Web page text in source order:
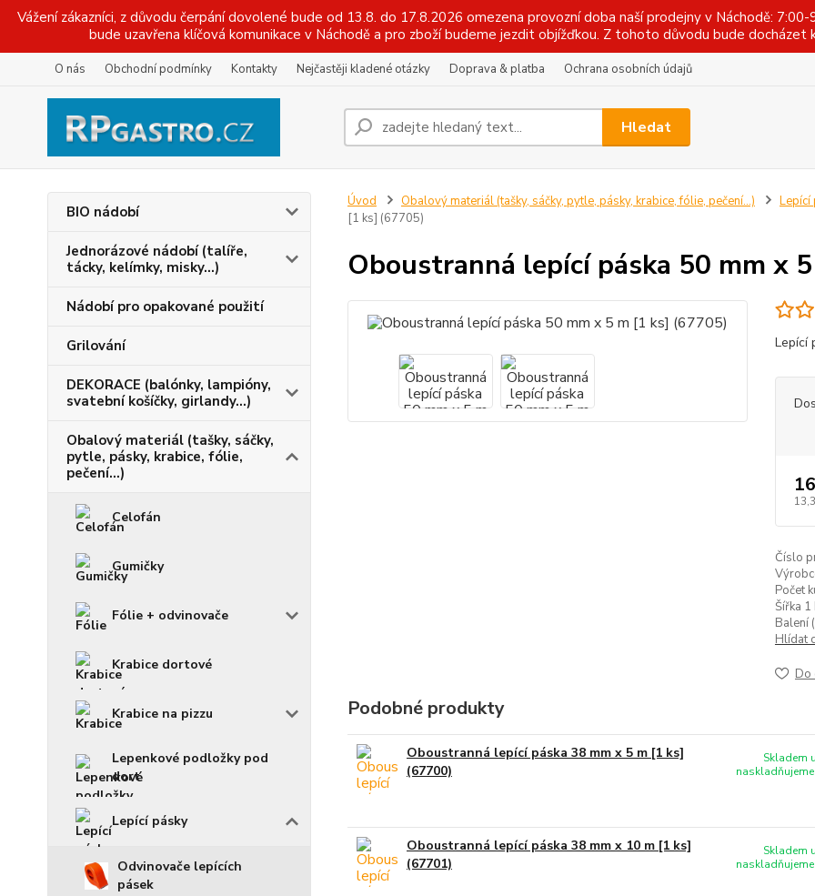
Vážení zákazníci, z důvodu čerpání dovolené bude od 13.8. do 17.8.2026 omezena provozní doba naší prodejny v Náchodě:
bude uzavřena klíčová komunikace v Náchodě a pro zboží budeme jezdit objížďkou. Z tohoto důvodu bude docházet
O nás Obchodní podmínky Kontakty Nejčastěji kladené otázky Doprava & platba Ochrana osobních údajů
Hledat
BIO nádobí
Jednorázové nádobí (talíře,
tácky, kelímky, misky...)
Nádobí pro opakované použití
Grilování
DEKORACE (balónky, lampióny,
svatební košíčky, girlandy...)
Obalový materiál (tašky, sáčky,
pytle, pásky, krabice, fólie,
pečení...)
Celofán
Gumičky
Fólie + odvinovače
Krabice dortové
Krabice na pizzu
Lepenkové podložky pod
dort
Lepící pásky
Odvinovače lepících
pásek
Úvod Obalový materiál (tašky, sáčky, pytle, pásky, krabice, fólie, pečení...) Lepící
[1 ks] (67705)
Oboustranná lepící páska 50 mm x
Lepící
Číslo
Počet
Šířka 1
Balení
Hlídat
Do
Podobné produkty
Oboustranná lepící páska 38 mm x 5 m [1 ks]
(67700)
Skladem
Oboustranná lepící páska 38 mm x 10 m [1 ks]
(67701)
Skladem